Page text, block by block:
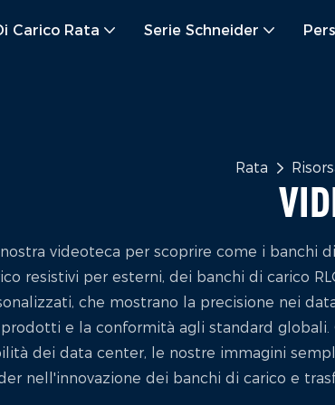
Carico Rata Serie Schneider
Rata
videoteca per scoprire come i banchi
resistivi per esterni, dei banchi di carico
che mostrano la precisione nei
e la conformità agli standard
dei data center, le nostre immagini
nell'innovazione dei banchi di carico e